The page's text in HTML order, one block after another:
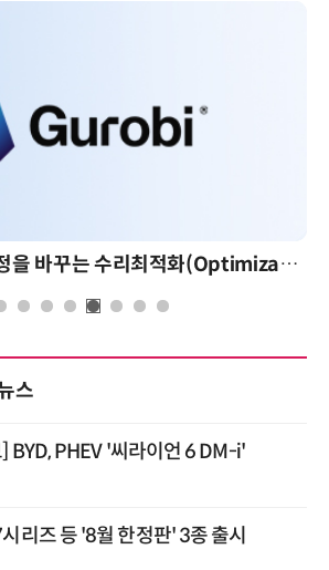
AI 시대의 의사결정을 바꾸는 수리최적화(Optimization): 실제 산업 적용 사례와 활용 전략
스
] BYD, PHEV '씨라이언 6 DM-i'
리즈 등 '8월 한정판' 3종 출시